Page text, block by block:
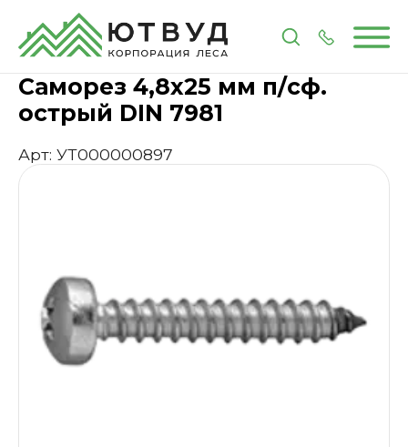
ГлавнаяКаталогМетизы и крепеж Саморез
Саморез 4,8х25 мм п/сф.
острый DIN 7981
Арт: УТ000000897